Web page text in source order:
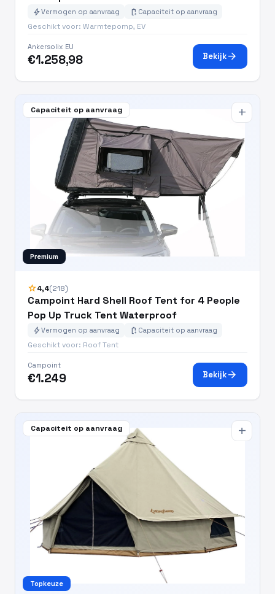
boltVermogen op aanvraag battery_charging_full Capaciteit op aanvraag
Geschikt voor: Warmtepomp, EV
Ankersolix EU
€1.258,98 Bekijkarrow_forward
Capaciteit op aanvraag
Premium
add
star4,4(218)
Campoint Hard Shell Roof Tent for 4 People
Pop Up Truck Tent Waterproof
boltVermogen op aanvraag battery_charging_full Capaciteit op aanvraag
Geschikt voor: Roof Tent
Campoint
€1.249 Bekijkarrow_forward
Capaciteit op aanvraag
Topkeuze
add